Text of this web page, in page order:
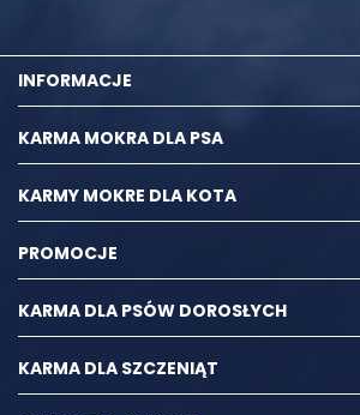
INFORMACJE
KARMA MOKRA DLA PSA
KARMY MOKRE DLA KOTA
PROMOCJE
KARMA DLA PSÓW DOROSŁYCH
KARMA DLA SZCZENIĄT